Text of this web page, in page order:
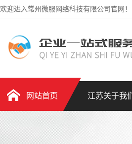
欢迎进入常州微服网络科技有限公司官网！
网站首页 江苏关于我们